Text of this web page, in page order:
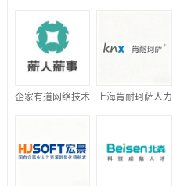
企家有道网络技术 上海肯耐珂萨人力
公司